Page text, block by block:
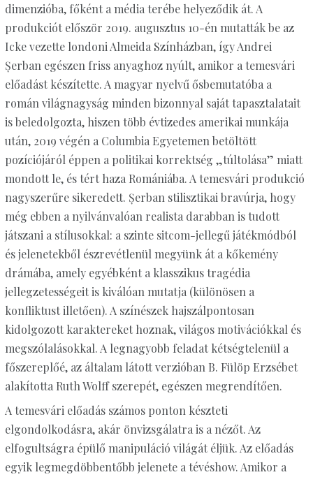
dimenzióba, főként a média terébe helyeződik át. A
produkciót először 2019. augusztus 10-én mutatták be az
Icke vezette londoni Almeida Színházban, így Andrei
Șerban egészen friss anyaghoz nyúlt, amikor a temesvári
előadást készítette. A magyar nyelvű ősbemutatóba a
román világnagyság minden bizonnyal saját tapasztalatait
is beledolgozta, hiszen több évtizedes amerikai munkája
után, 2019 végén a Columbia Egyetemen betöltött
pozíciójáról éppen a politikai korrektség „túltolása” miatt
mondott le, és tért haza Romániába. A temesvári produkció
nagyszerűre sikeredett. Șerban stilisztikai bravúrja, hogy
még ebben a nyilvánvalóan realista darabban is tudott
játszani a stílusokkal: a szinte sitcom-jellegű játékmódból
és jelenetekből észrevétlenül megyünk át a kőkemény
drámába, amely egyébként a klasszikus tragédia
jellegzetességeit is kiválóan mutatja (különösen a
konfliktust illetően). A színészek hajszálpontosan
kidolgozott karaktereket hoznak, világos motivációkkal és
megszólalásokkal. A legnagyobb feladat kétségtelenül a
főszereplőé, az általam látott verzióban B. Fülöp Erzsébet
alakította Ruth Wolff szerepét, egészen megrendítően.
A temesvári előadás számos ponton készteti
elgondolkodásra, akár önvizsgálatra is a nézőt. Az
elfogultságra épülő manipuláció világát éljük. Az előadás
egyik legmegdöbbentőbb jelenete a tévéshow. Amikor a